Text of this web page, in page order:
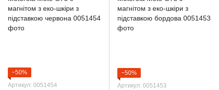
−50%
Артикул: 0051454
−50%
Артикул: 0051453